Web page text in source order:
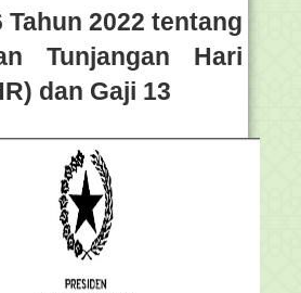
Tahun 2022 tentang
Tunjangan Hari
dan Gaji 13